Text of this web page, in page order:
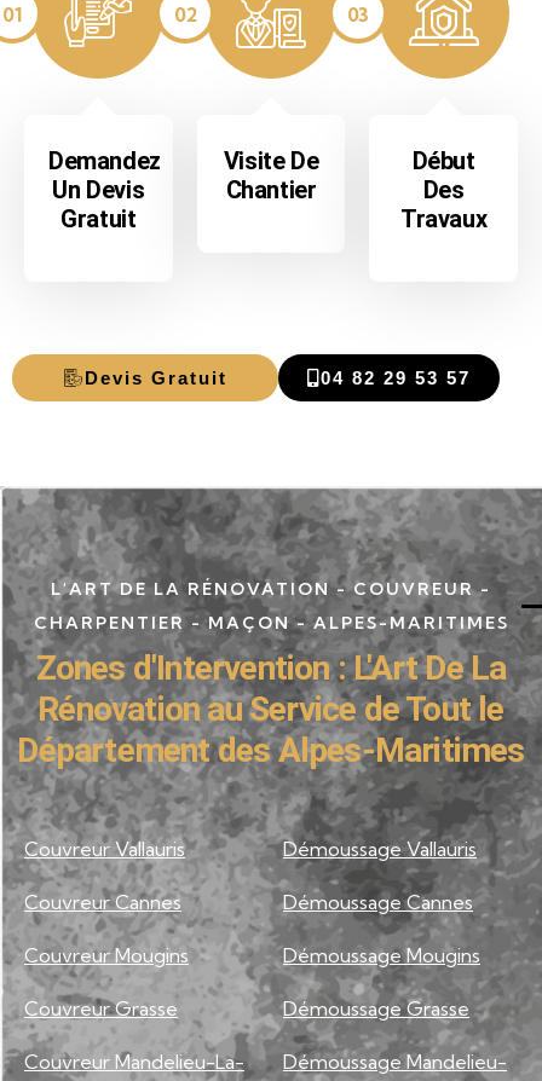
01
Demandez
Un Devis
Gratuit
02
Visite De
Chantier
03
Début
Des
Travaux
Devis Gratuit 04 82 29 53 57
L'ART DE LA RÉNOVATION - COUVREUR -
CHARPENTIER - MAÇON - ALPES-MARITIMES
Zones d'Intervention : L'Art De La
Rénovation au Service de Tout le
Département des Alpes-Maritimes
Couvreur Vallauris
Couvreur Cannes
Couvreur Mougins
Couvreur Grasse
Couvreur Mandelieu-La-
Démoussage Vallauris
Démoussage Cannes
Démoussage Mougins
Démoussage Grasse
Démoussage Mandelieu-